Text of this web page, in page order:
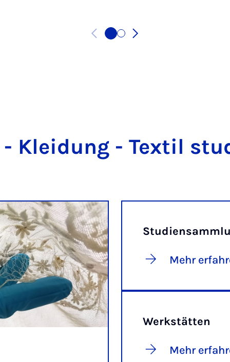
- Kleidung - Textil
Mehr
Werkstätten
Mehr